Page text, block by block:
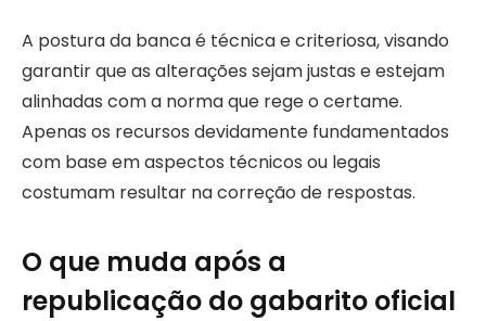
A postura da banca é técnica e criteriosa, visando
garantir que as alterações sejam justas e estejam
alinhadas com a norma que rege o certame.
Apenas os recursos devidamente fundamentados
com base em aspectos técnicos ou legais
costumam resultar na correção de respostas.
O que muda após a
republicação do gabarito oficial